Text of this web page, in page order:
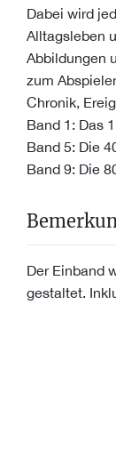
Dabei wird
Alltagsleben
Abbildungen
zum
Chronik,
Band 1: Das
Band 5: Die
Band 9: Die
Der Einband
gestaltet.